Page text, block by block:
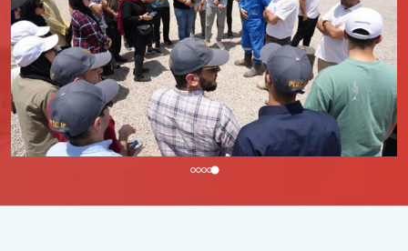
تور علمی بازدید از میدان نفتی سپهر-جفیر برای دانشجویان دانشگاه صنعتی شریف